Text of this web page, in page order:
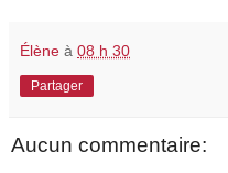
Élène à 08 h 30
Partager
Aucun commentaire: